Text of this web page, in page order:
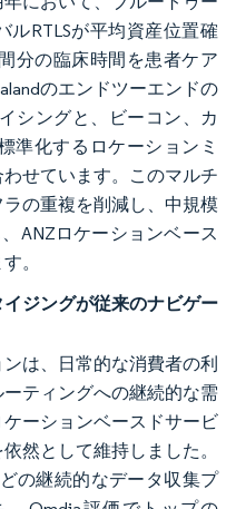
ルRTLSが平均資産位置確
分の臨床時間を患者ケア
のエンドツーエンドの
シングと、ビーコン、カ
準化するロケーションミ
せています。このマルチ
の重複を削減し、中規模
ANZロケーションベース
。
ジングが従来のナビゲー
は、日常的な消費者の利
ティングへの継続的な需
ーションベースドサービ
然として維持しました。
の継続的なデータ収集プ